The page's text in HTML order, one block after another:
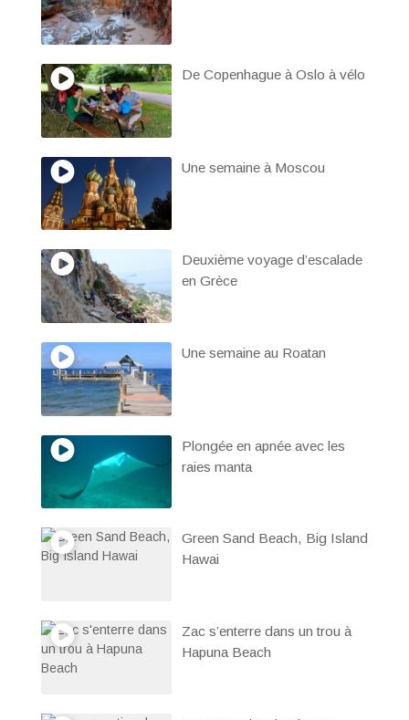
De Copenhague à Oslo à vélo
Une semaine à Moscou
Deuxième voyage d’escalade
en Grèce
Une semaine au Roatan
Plongée en apnée avec les
raies manta
Green Sand Beach, Big Island
Hawai
Zac s’enterre dans un trou à
Hapuna Beach